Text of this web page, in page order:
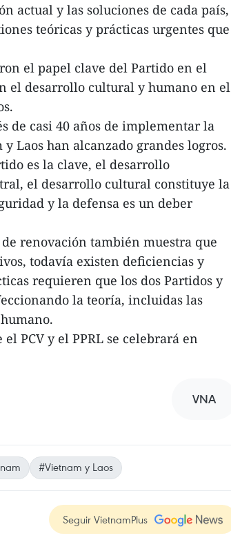
actual y las soluciones de cada país,
teóricas y prácticas urgentes que
el papel clave del Partido en el
el desarrollo cultural y humano en el
de casi 40 años de implementar la
Laos han alcanzado grandes logros.
es la clave, el desarrollo
el desarrollo cultural constituye la
y la defensa es un deber
renovación también muestra que
todavía existen deficiencias y
requieren que los dos Partidos y
la teoría, incluidas las
PCV y el PPRL se celebrará en
VNA
#Vietnam y Laos
Seguir VietnamPlus